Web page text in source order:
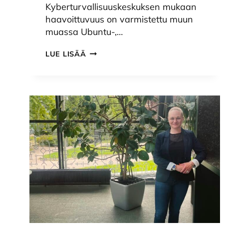
Kyberturvallisuuskeskuksen mukaan
haavoittuvuus on varmistettu muun
muassa Ubuntu-,…
LUE LISÄÄ VAKAVA